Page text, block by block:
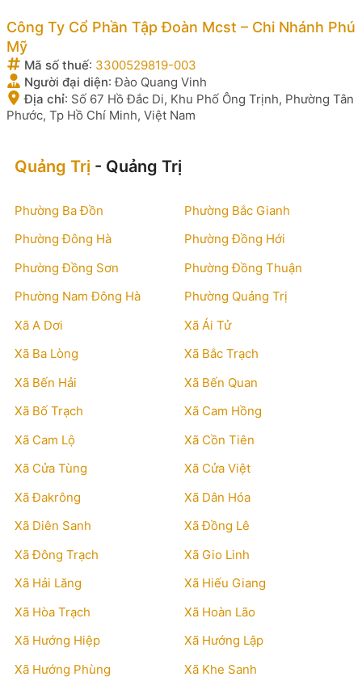
Công Ty Cổ Phần Tập Đoàn Mcst – Chi Nhánh Phú
Mỹ
Mã số thuế: 3300529819-003
Người đại diện:Đào Quang Vinh
Địa chỉ: Số 67 Hồ Đắc Di, Khu Phố Ông Trịnh, Phường Tân
Phước, Tp Hồ Chí Minh, Việt Nam
Quảng Trị - Quảng Trị
Phường Ba Đồn
Phường Bắc Gianh
Phường Đông Hà
Phường Đồng Hới
Phường Đồng Sơn
Phường Đồng Thuận
Phường Nam Đông Hà
Phường Quảng Trị
Xã A Dơi
Xã Ái Tử
Xã Ba Lòng
Xã Bắc Trạch
Xã Bến Hải
Xã Bến Quan
Xã Bố Trạch
Xã Cam Hồng
Xã Cam Lộ
Xã Cồn Tiên
Xã Cửa Tùng
Xã Cửa Việt
Xã Đakrông
Xã Dân Hóa
Xã Diên Sanh
Xã Đồng Lê
Xã Đông Trạch
Xã Gio Linh
Xã Hải Lăng
Xã Hiếu Giang
Xã Hòa Trạch
Xã Hoàn Lão
Xã Hướng Hiệp
Xã Hướng Lập
Xã Hướng Phùng
Xã Khe Sanh